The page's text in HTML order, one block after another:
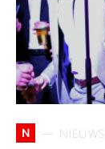
N NIEUWS